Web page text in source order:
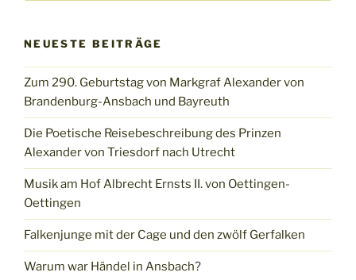
NEUESTE BEITRÄGE
Zum 290. Geburtstag von Markgraf Alexander von
Brandenburg-Ansbach und Bayreuth
Die Poetische Reisebeschreibung des Prinzen
Alexander von Triesdorf nach Utrecht
Musik am Hof Albrecht Ernsts II. von Oettingen-
Oettingen
Falkenjunge mit der Cage und den zwölf Gerfalken
Warum war Händel in Ansbach?